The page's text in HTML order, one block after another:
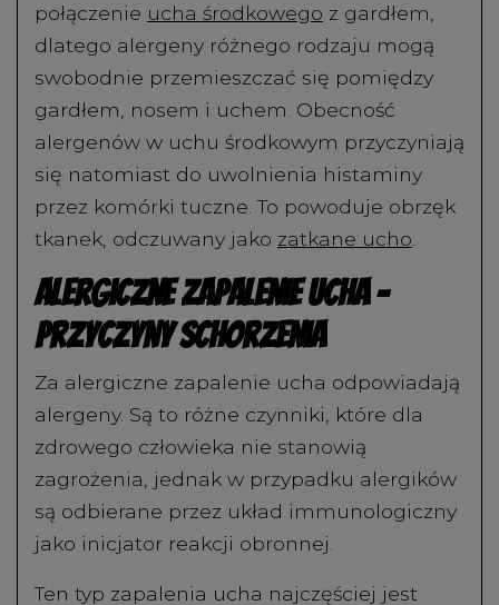
połączenie ucha środkowego z gardłem,
dlatego alergeny różnego rodzaju mogą
swobodnie przemieszczać się pomiędzy
gardłem, nosem i uchem. Obecność
alergenów w uchu środkowym przyczyniają
się natomiast do uwolnienia histaminy
przez komórki tuczne. To powoduje obrzęk
tkanek, odczuwany jako zatkane ucho.
Alergiczne zapalenie ucha –
przyczyny schorzenia
Za alergiczne zapalenie ucha odpowiadają
alergeny. Są to różne czynniki, które dla
zdrowego człowieka nie stanowią
zagrożenia, jednak w przypadku alergików
są odbierane przez układ immunologiczny
jako inicjator reakcji obronnej.
Ten typ zapalenia ucha najczęściej jest